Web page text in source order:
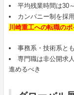
平均残業時間は30
カンパニー制を採
川崎重工への転職のポ
事務系・技術系と
専門職は非公開求
進めるべき